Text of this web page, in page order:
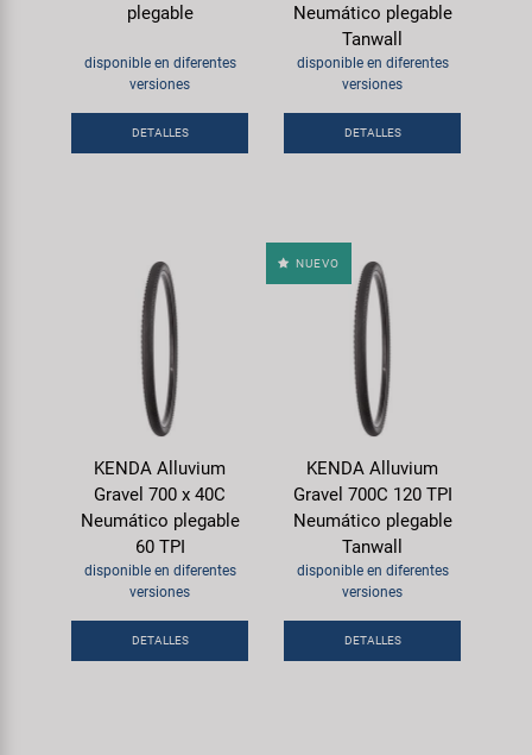
plegable
disponible en diferentes
versiones
DETALLES
Neumático plegable
Tanwall
disponible en diferentes
versiones
DETALLES
KENDA Alluvium
Gravel 700 x 40C
Neumático plegable
60 TPI
disponible en diferentes
versiones
DETALLES
NUEVO
KENDA Alluvium
Gravel 700C 120 TPI
Neumático plegable
Tanwall
disponible en diferentes
versiones
DETALLES